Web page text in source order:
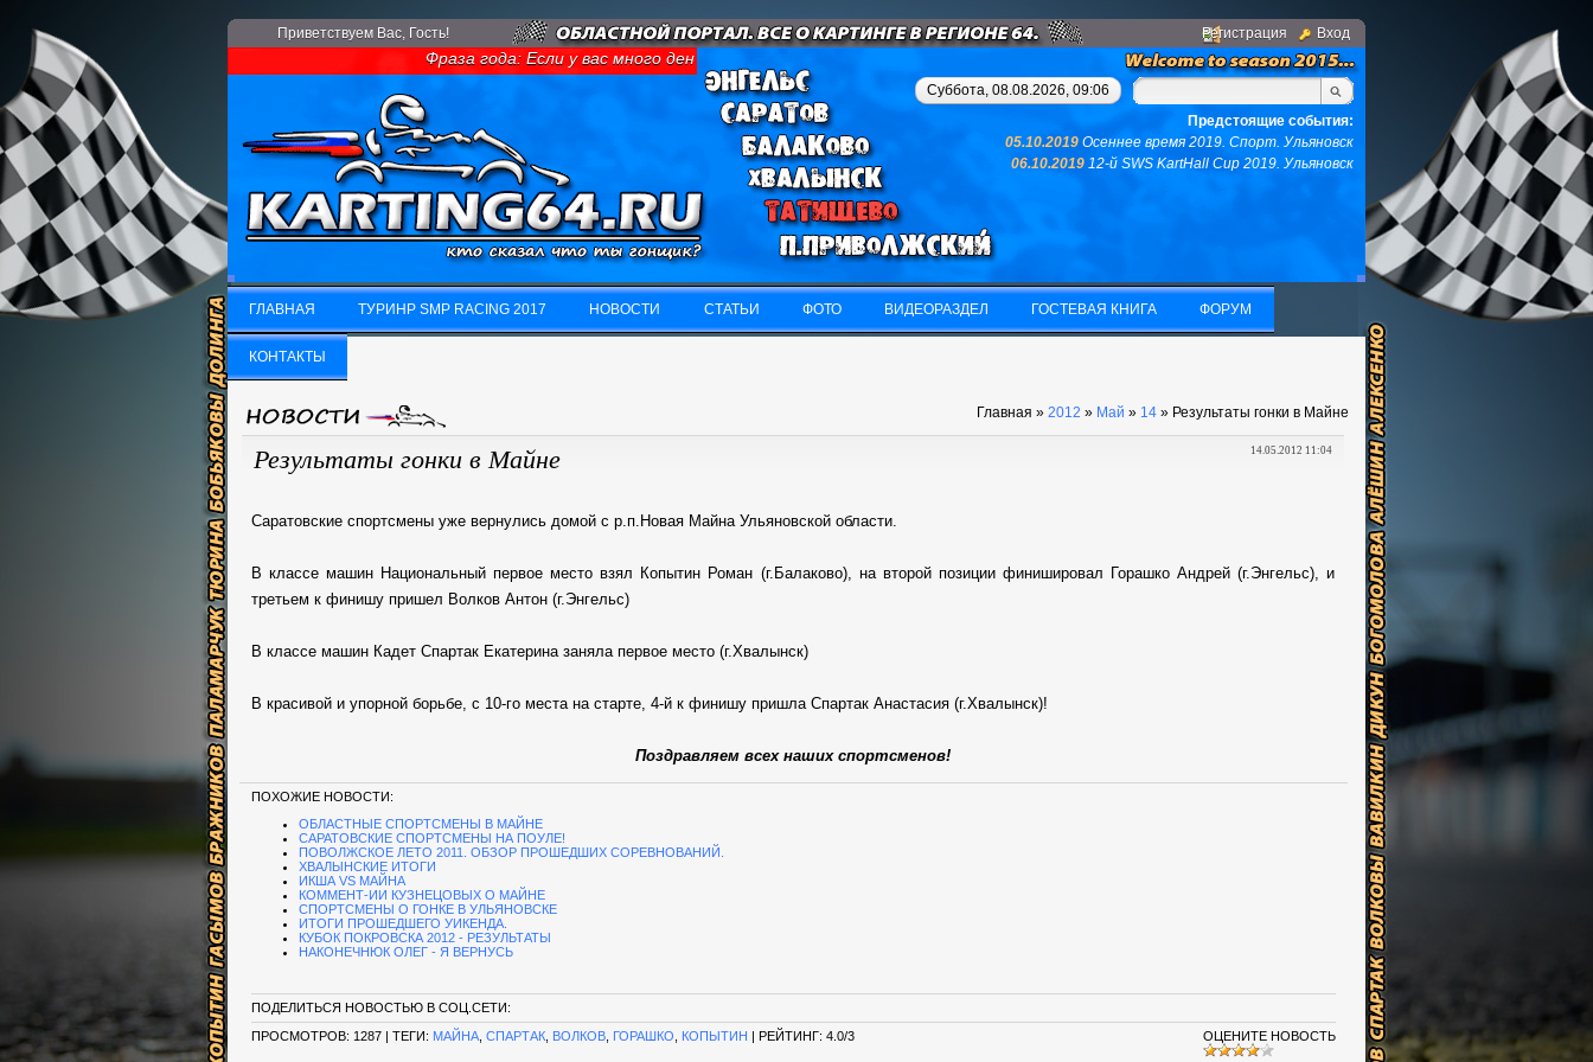
Приветствуем Вас, Гость! Регистрация Вход
Фраза года: Если у вас много денег и свободного времени - займитесь картингом, у вас не останется ни того ни другого...(с)интернет.
Суббота, 08.08.2026, 09:06
Предстоящие события:
05.10.2019 Осеннее время 2019. Спорт. Ульяновск
06.10.2019 12-й SWS KartHall Cup 2019. Ульяновск
ГЛАВНАЯ
ГЛАВНАЯ
ТУРИНР SMP RACING 2017 НОВОСТИ СТАТЬИ ФОТО ВИДЕОРАЗДЕЛ ГОСТЕВАЯ КНИГА ФОРУМ
КОНТАКТЫ
Главная » 2012 » Май » 14 » Результаты гонки в Майне
14.05.2012 11:04
Результаты гонки в Майне
Саратовские спортсмены уже вернулись домой с р.п.Новая Майна Ульяновской области.
В классе машин Национальный первое место взял Копытин Роман (г.Балаково), на второй позиции финишировал Горашко Андрей (г.Энгельс), и
третьем к финишу пришел Волков Антон (г.Энгельс)
В классе машин Кадет Спартак Екатерина заняла первое место (г.Хвалынск)
В красивой и упорной борьбе, с 10-го места на старте, 4-й к финишу пришла Спартак Анастасия (г.Хвалынск)!
Поздравляем всех наших спортсменов!
ПОХОЖИЕ НОВОСТИ:
ОБЛАСТНЫЕ СПОРТСМЕНЫ В МАЙНЕ
САРАТОВСКИЕ СПОРТСМЕНЫ НА ПОУЛЕ!
ПОВОЛЖСКОЕ ЛЕТО 2011. ОБЗОР ПРОШЕДШИХ СОРЕВНОВАНИЙ.
ХВАЛЫНСКИЕ ИТОГИ
ИКША VS МАЙНА
КОММЕНТ-ИИ КУЗНЕЦОВЫХ О МАЙНЕ
СПОРТСМЕНЫ О ГОНКЕ В УЛЬЯНОВСКЕ
ИТОГИ ПРОШЕДШЕГО УИКЕНДА.
КУБОК ПОКРОВСКА 2012 - РЕЗУЛЬТАТЫ
НАКОНЕЧНЮК ОЛЕГ - Я ВЕРНУСЬ
ПОДЕЛИТЬСЯ НОВОСТЬЮ В СОЦ.СЕТИ:
ОЦЕНИТЕ НОВОСТЬ
ПРОСМОТРОВ: 1287 | ТЕГИ: МАЙНА СПАРТАК ВОЛКОВ ГОРАШКО КОПЫТИН | РЕЙТИНГ: 4.0/3